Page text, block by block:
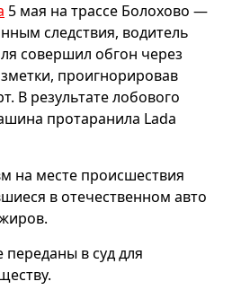
5 мая на трассе Болохово —
следствия, водитель
совершил обгон через
проигнорировав
В результате лобового
протаранила Lada
на месте происшествия
в отечественном авто
в суд для